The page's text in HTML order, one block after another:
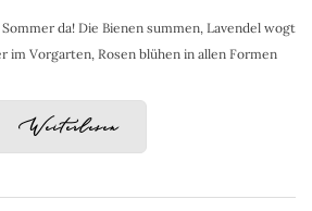
da! Die Bienen summen, Lavendel wogt
im Vorgarten, Rosen blühen in allen Formen
Weiterlesen